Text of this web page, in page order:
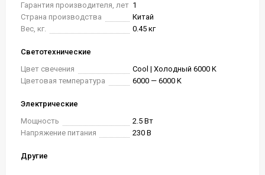
Гарантия производителя, лет 1
Страна производства
Китай
Вес, кг.
0.45 кг
Светотехнические
Цвет свечения
Cool | Холодный 6000 K
Цветовая температура
6000 — 6000 K
Электрические
Мощность
2.5 Вт
Напряжение питания
230 В
Другие